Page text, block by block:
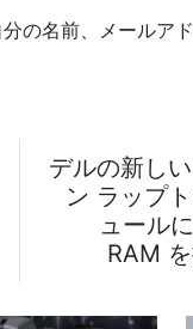
の名前、メールア
デルの新し
ン ラップ
ュール
RAM